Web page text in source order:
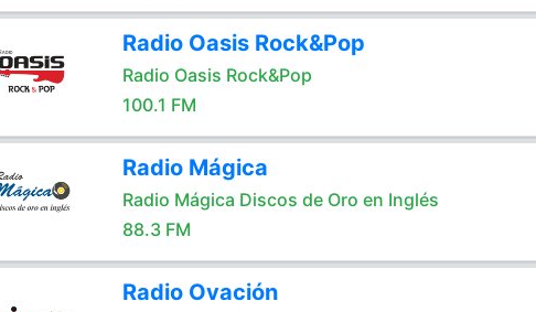
Radio Oasis Rock&Pop
Radio Oasis Rock&Pop
100.1 FM
Radio Mágica
Radio Mágica Discos de Oro en Inglés
88.3 FM
Radio Ovación